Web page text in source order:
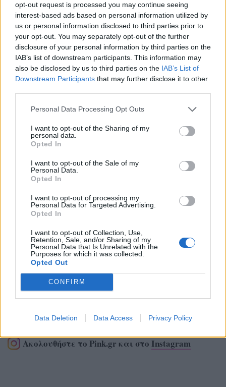
opt-out request is processed you may continue seeing
interest-based ads based on personal information utilized by
us or personal information disclosed to third parties prior to
your opt-out. You may separately opt-out of the further
disclosure of your personal information by third parties on the
IAB’s list of downstream participants. This information may
also be disclosed by us to third parties on the IAB’s List of
Downstream Participants that may further disclose it to other
Personal Data Processing Opt Outs
I want to opt-out of the Sharing of my
personal data.
Opted In
I want to opt-out of the Sale of my
Personal Data.
Opted In
I want to opt-out of processing my
Personal Data for Targeted Advertising.
Opted In
I want to opt-out of Collection, Use,
Retention, Sale, and/or Sharing of my
Personal Data that Is Unrelated with the
Purposes for which it was collected.
Opted Out
CONFIRM
Data Deletion Data Access Privacy Policy
ΔΙΑΦΗΜΙΣΗ
μάθετε πρώτοιτα πιο hot νέα.
Ακολουθήστε το Pink.gr και στο Instagram